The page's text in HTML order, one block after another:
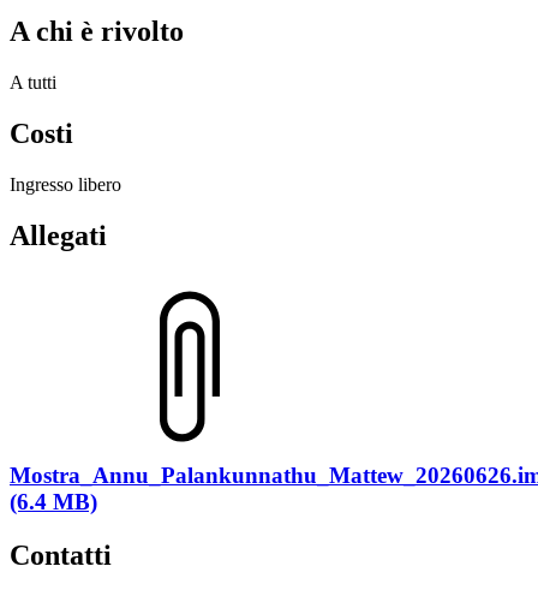
A chi è rivolto
A tutti
Costi
Ingresso libero
Allegati
(6.4 MB)
Contatti